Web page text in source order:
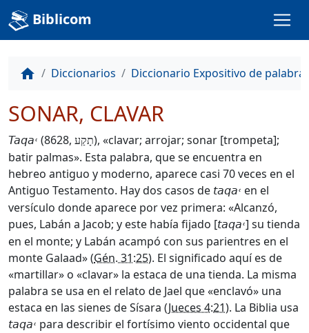
Biblicom
home Diccionarios Diccionario Expositivo de
SONAR, CLAVAR
Taqa˓ (8628, תָקַע), «clavar; arrojar; sonar [trompeta];
batir palmas». Esta palabra, que se encuentra en
hebreo antiguo y moderno, aparece casi 70 veces en el
Antiguo Testamento. Hay dos casos de taqa˓ en el
versículo donde aparece por vez primera: «Alcanzó,
pues, Labán a Jacob; y este había fijado [taqa˓] su tienda
en el monte; y Labán acampó con sus parientres en el
monte Galaad» (Gén. 31:25). El significado aquí es de
«martillar» o «clavar» la estaca de una tienda. La misma
palabra se usa en el relato de Jael que «enclavó» una
estaca en las sienes de Sísara (Jueces 4:21). La Biblia usa
taqa˓ para describir el fortísimo viento occidental que